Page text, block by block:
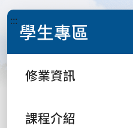
::: 學生專區
修業資訊
課程介紹